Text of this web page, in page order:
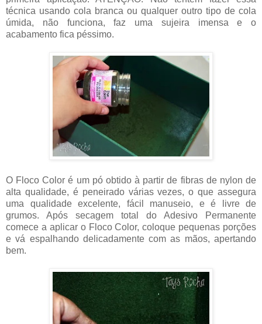
técnica usando cola branca ou qualquer outro tipo de cola
úmida, não funciona, faz uma sujeira imensa e o
acabamento fica péssimo.
O Floco Color é um pó obtido à partir de fibras de nylon de
alta qualidade, é peneirado várias vezes, o que assegura
uma qualidade excelente, fácil manuseio, e é livre de
grumos. Após secagem total do Adesivo Permanente
comece a aplicar o Floco Color, coloque pequenas porções
e vá espalhando delicadamente com as mãos, apertando
bem.